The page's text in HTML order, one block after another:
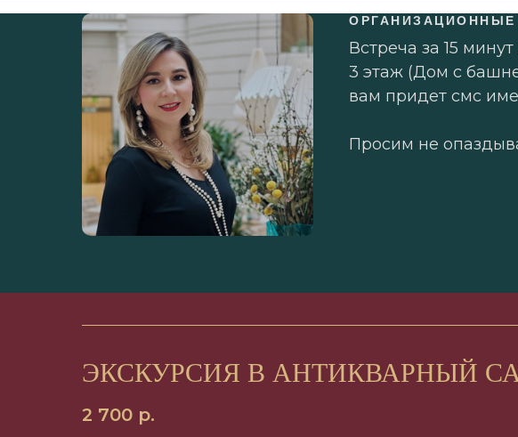
ОРГАНИЗАЦИОННЫЕ
Встреча за 15
3 этаж (Дом с
вам придет смс
Просим не
ЭКСКУРСИЯ В АНТИКВАРНЫЙ
2 700 р.